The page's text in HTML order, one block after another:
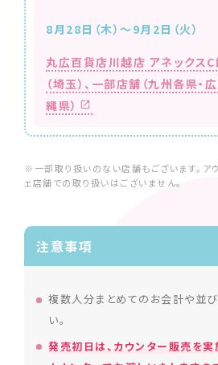
8月28日（木）～9月2日（火）
丸広百貨店川越店 アネックス
（埼玉）、 一部店舗（九州各県・
縄県）
※一部取り扱いのない店舗もございます。ア
ェ店舗での取り扱いはございません。
注意事項
複数人分まとめてのお会計や並
い。
発売初日は、カウンター販売を実